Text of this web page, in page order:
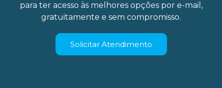
para ter acesso às melhores opções por e-mail,
gratuitamente e sem compromisso.
Solicitar Atendimento